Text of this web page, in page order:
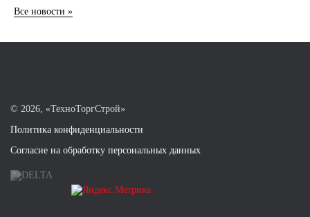
Все новости »
© 2026, «ТехноТоргСтрой»
Политика конфиденциальности
Согласие на обработку персональных данных